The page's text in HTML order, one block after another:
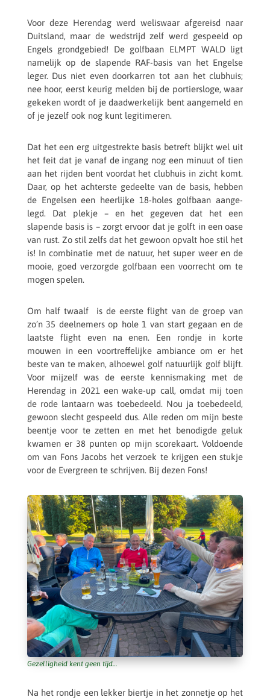
Voor deze Heren­dag werd welis­waar afge­reisd naar
Duits­land, maar de wedstrijd zelf werd gespeeld op
Engels grond­ge­bied! De golf­baan ELMPT WALD ligt
name­lijk op de slapende RAF-basis van het Engelse
leger. Dus niet even door­kar­ren tot aan het club­huis;
nee hoor, eerst keurig melden bij de portiers­loge, waar
gekeken wordt of je daad­wer­ke­lijk bent aange­meld en
of je jezelf ook nog kunt legitimeren.
Dat het een erg uitge­strekte basis betreft blijkt wel uit
het feit dat je vanaf de ingang nog een minuut of tien
aan het rijden bent voordat het club­huis in zicht komt.
Daar, op het achter­ste gedeelte van de basis, hebben
de Engel­sen een heer­lijke 18-holes golf­baan aange­
legd. Dat plekje – en het gegeven dat het een
slapende basis is – zorgt ervoor dat je golft in een oase
van rust. Zo stil zelfs dat het gewoon opvalt hoe stil het
is! In combi­na­tie met de natuur, het super weer en de
mooie, goed verzorgde golf­baan een voor­recht om te
mogen spelen.
Om half twaalf is de eerste flight van de groep van
zo’n 35 deel­ne­mers op hole 1 van start gegaan en de
laatste flight even na enen. Een rondje in korte
mouwen in een voor­tref­fe­lijke ambi­ance om er het
beste van te maken, alhoe­wel golf natuur­lijk golf blijft.
Voor mijzelf was de eerste kennis­ma­king met de
Heren­dag in 2021 een wake-up call, omdat mij toen
de rode lantaarn was toebe­deeld. Nou ja toebe­deeld,
gewoon slecht gespeeld dus. Alle reden om mijn beste
beentje voor te zetten en met het beno­digde geluk
kwamen er 38 punten op mijn score­kaart. Voldoende
om van Fons Jacobs het verzoek te krijgen een stukje
voor de Ever­green te schrij­ven. Bij dezen Fons!
Gezel­lig­heid kent geen tijd…
Na het rondje een lekker biertje in het zonne­tje op het